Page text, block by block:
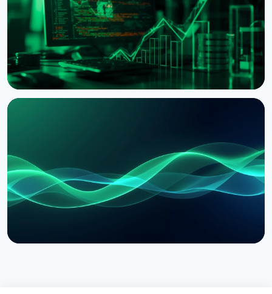
5 серпня 2026 р.4 хв читання
Delegation після виправлення вразливостей
1 серпня 2026 р.